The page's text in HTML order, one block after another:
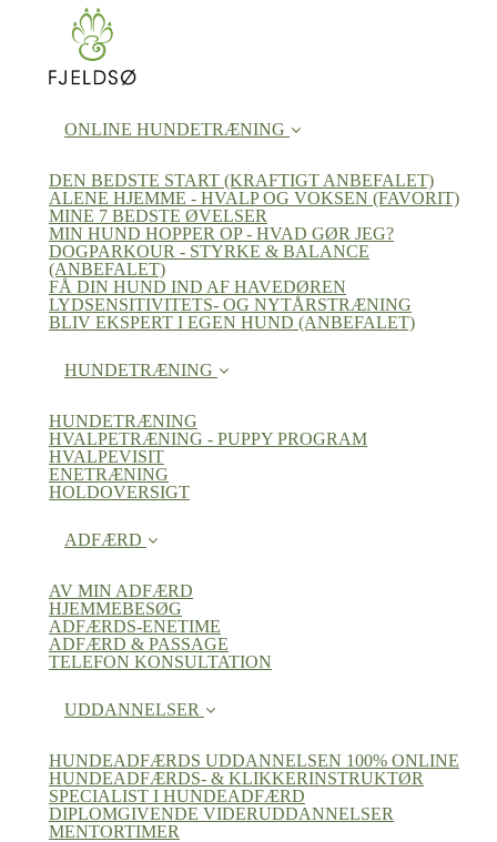
ONLINE HUNDETRÆNING
DEN BEDSTE START (KRAFTIGT ANBEFALET)
ALENE HJEMME - HVALP OG VOKSEN (FAVORIT)
MINE 7 BEDSTE ØVELSER
MIN HUND HOPPER OP - HVAD GØR JEG?
DOGPARKOUR - STYRKE & BALANCE
(ANBEFALET)
FÅ DIN HUND IND AF HAVEDØREN
LYDSENSITIVITETS- OG NYTÅRSTRÆNING
BLIV EKSPERT I EGEN HUND (ANBEFALET)
HUNDETRÆNING
HUNDETRÆNING
HVALPETRÆNING - PUPPY PROGRAM
HVALPEVISIT
ENETRÆNING
HOLDOVERSIGT
ADFÆRD
AV MIN ADFÆRD
HJEMMEBESØG
ADFÆRDS-ENETIME
ADFÆRD & PASSAGE
TELEFON KONSULTATION
UDDANNELSER
HUNDEADFÆRDS UDDANNELSEN 100% ONLINE
HUNDEADFÆRDS- & KLIKKERINSTRUKTØR
SPECIALIST I HUNDEADFÆRD
DIPLOMGIVENDE VIDERUDDANNELSER
MENTORTIMER